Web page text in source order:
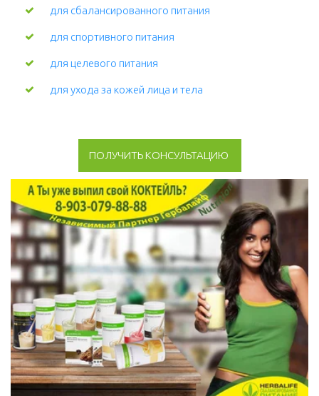
для сбалансированного питания
для спортивного питания
для целевого питания
для ухода за кожей лица и тела
ПОЛУЧИТЬ КОНСУЛЬТАЦИЮ